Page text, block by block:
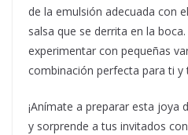
de la emulsión adecuada con
salsa que se derrita en la
experimentar con pequeñas
combinación perfecta para ti y
¡Anímate a preparar esta joya
y sorprende a tus invitados